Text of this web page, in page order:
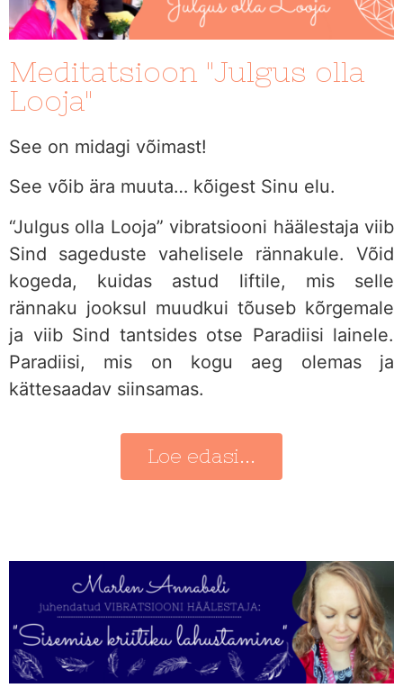
Meditatsioon "Julgus olla
Looja"
See on midagi võimast!
See võib ära muuta… kõigest Sinu elu.
“Julgus olla Looja” vibratsiooni häälestaja viib
Sind sageduste vahelisele rännakule. Võid
kogeda, kuidas astud liftile, mis selle
rännaku jooksul muudkui tõuseb kõrgemale
ja viib Sind tantsides otse Paradiisi lainele.
Paradiisi, mis on kogu aeg olemas ja
kättesaadav siinsamas.
Loe edasi...